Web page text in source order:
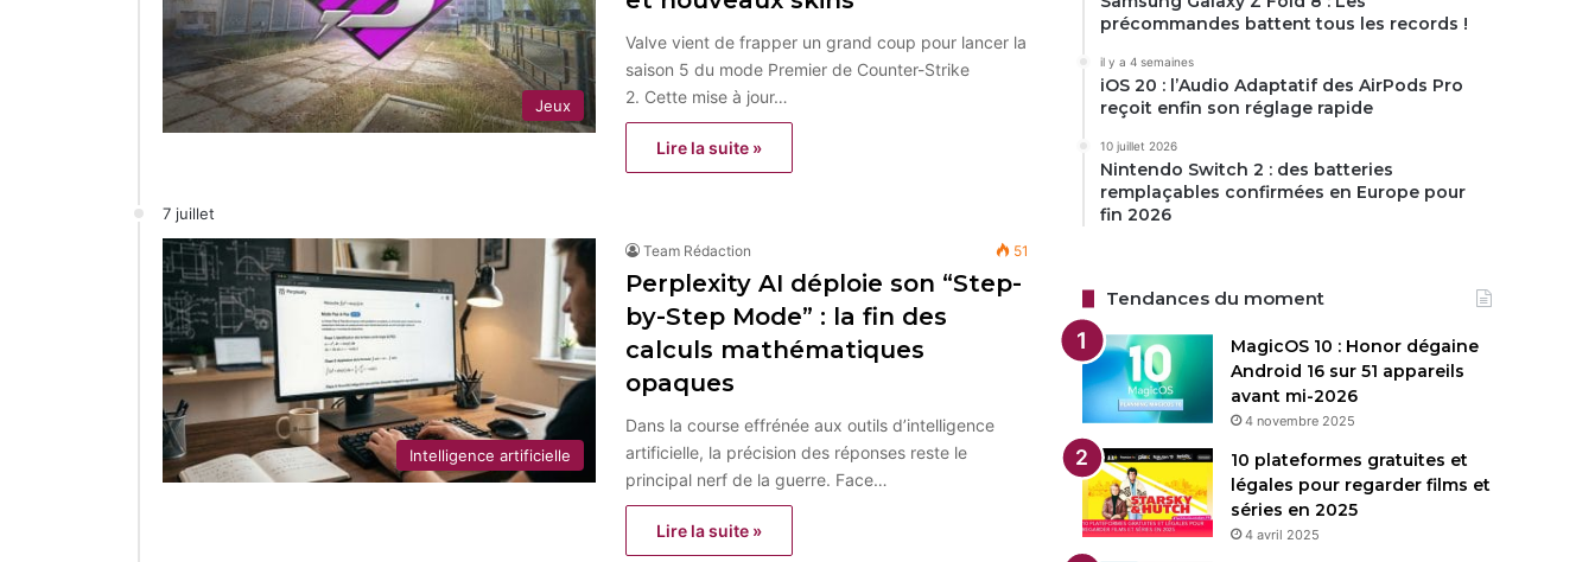
Jeux
Valve vient de frapper un grand coup pour lancer la
saison 5 du mode Premier de Counter-Strike
2. Cette mise à jour…
Lire la suite »
7 juillet
Intelligence artificielle
Team Rédaction 51
Perplexity AI déploie son “Step-
by-Step Mode” : la fin des
calculs mathématiques
opaques
Dans la course effrénée aux outils d’intelligence
artificielle, la précision des réponses reste le
principal nerf de la guerre. Face…
Lire la suite »
précommandes battent tous les records !
il y a 4 semaines
iOS 20 : l’Audio Adaptatif des AirPods Pro
reçoit enfin son réglage rapide
10 juillet 2026
Nintendo Switch 2 : des batteries
remplaçables confirmées en Europe pour
fin 2026
Tendances du moment
MagicOS 10 : Honor dégaine
Android 16 sur 51 appareils
avant mi-2026
4 novembre 2025
10 plateformes gratuites et
légales pour regarder films et
séries en 2025
4 avril 2025